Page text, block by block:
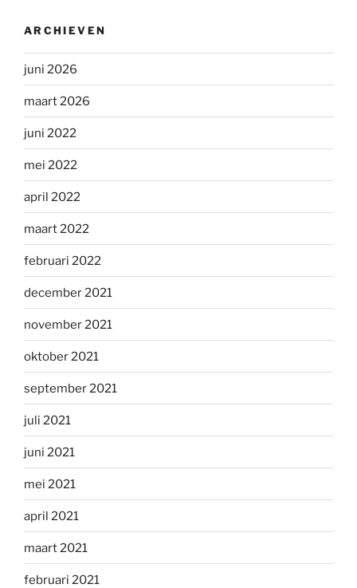
ARCHIEVEN
juni 2026
maart 2026
juni 2022
mei 2022
april 2022
maart 2022
februari 2022
december 2021
november 2021
oktober 2021
september 2021
juli 2021
juni 2021
mei 2021
april 2021
maart 2021
februari 2021